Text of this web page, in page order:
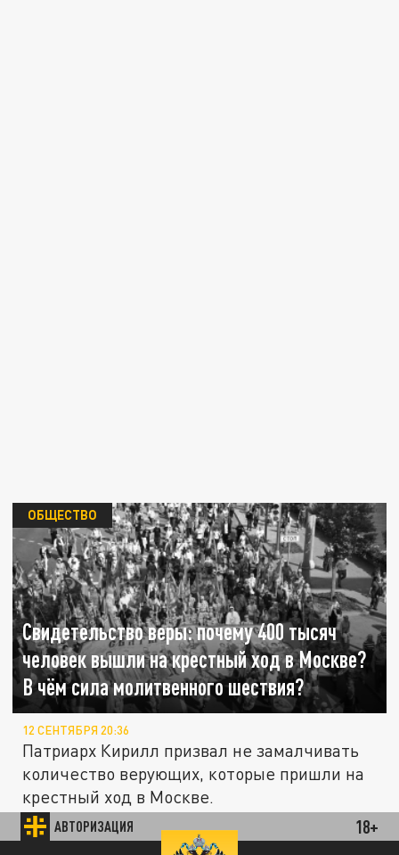
АВТОРИЗАЦИЯ 18+
Свидетельство веры: почему 400 тысяч
человек вышли на крестный ход в Москве?
В чём сила молитвенного шествия?
ОБЩЕСТВО
12 СЕНТЯБРЯ 20:36
Патриарх Кирилл призвал не замалчивать
количество верующих, которые пришли на
крестный ход в Москве.